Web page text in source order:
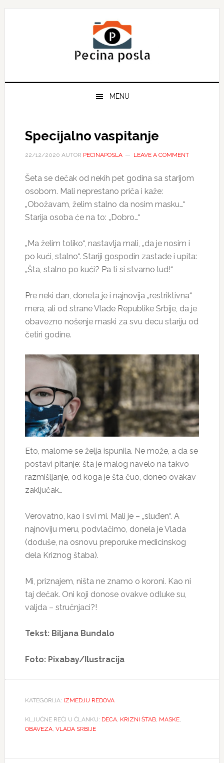
Skip
Skip
Skip
MENU
Specijalno vaspitanje
22/12/2020 AUTOR PECINAPOSLA LEAVE A COMMENT
Šeta se dečak od nekih pet godina sa starijom
osobom. Mali neprestano priča i kaže:
„Obožavam, želim stalno da nosim masku…“
Starija osoba će na to: „Dobro…“
„Ma želim toliko“, nastavlja mali, „da je nosim i
po kući, stalno“. Stariji gospodin zastade i upita:
„Šta, stalno po kući? Pa ti si stvarno lud!“
Pre neki dan, doneta je i najnovija „restriktivna“
mera, ali od strane Vlade Republike Srbije, da je
obavezno nošenje maski za svu decu stariju od
četiri godine.
Eto, malome se želja ispunila. Ne može, a da se
postavi pitanje: šta je malog navelo na takvo
razmišljanje, od koga je šta čuo, doneo ovakav
zaključak…
Verovatno, kao i svi mi. Mali je – „sluđen“. A
najnoviju meru, podvlačimo, donela je Vlada
(doduše, na osnovu preporuke medicinskog
dela Kriznog štaba).
Mi, priznajem, ništa ne znamo o koroni. Kao ni
taj dečak. Oni koji donose ovakve odluke su,
valjda – stručnjaci?!
Tekst: Biljana Bundalo
Foto: Pixabay/Ilustracija
KATEGORIJA: IZMEDJU REDOVA
KLJUČNE REČI U ČLANKU: DECA, KRIZNI ŠTAB, MASKE,
OBAVEZA, VLADA SRBIJE